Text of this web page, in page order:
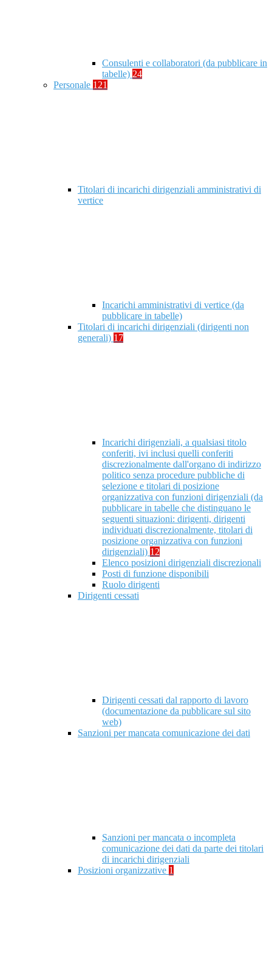
Consulenti e collaboratori (da pubblicare in
tabelle) 24
Personale 121
Titolari di incarichi dirigenziali amministrativi di
vertice
Incarichi amministrativi di vertice (da
pubblicare in tabelle)
Titolari di incarichi dirigenziali (dirigenti non
generali) 17
Incarichi dirigenziali, a qualsiasi titolo
conferiti, ivi inclusi quelli conferiti
discrezionalmente dall'organo di indirizzo
politico senza procedure pubbliche di
selezione e titolari di posizione
organizzativa con funzioni dirigenziali (da
pubblicare in tabelle che distinguano le
seguenti situazioni: dirigenti, dirigenti
individuati discrezionalmente, titolari di
posizione organizzativa con funzioni
dirigenziali) 12
Elenco posizioni dirigenziali discrezionali
Posti di funzione disponibili
Ruolo dirigenti
Dirigenti cessati
Dirigenti cessati dal rapporto di lavoro
(documentazione da pubblicare sul sito
web)
Sanzioni per mancata comunicazione dei dati
Sanzioni per mancata o incompleta
comunicazione dei dati da parte dei titolari
di incarichi dirigenziali
Posizioni organizzative 1